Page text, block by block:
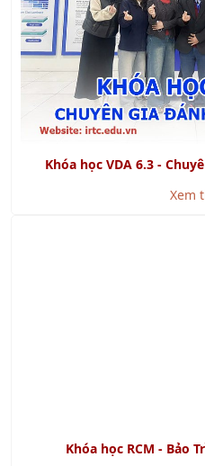
Khóa học VDA 6.3 -
Xem
Khóa học RCM - Bảo